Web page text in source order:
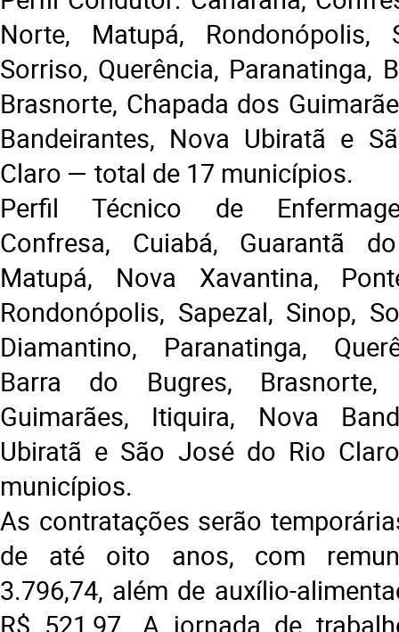
Norte, Matupá, Rondonópolis,
Sorriso, Querência, Paranatinga,
Brasnorte, Chapada dos
Bandeirantes, Nova Ubiratã e
Claro — total de 17 municípios.
Perfil Técnico de
Confresa, Cuiabá, Guarantã
Matupá, Nova Xavantina,
Rondonópolis, Sapezal, Sinop,
Diamantino, Paranatinga,
Barra do Bugres, Brasnorte,
Guimarães, Itiquira, Nova
Ubiratã e São José do Rio
municípios.
As contratações serão
de até oito anos, com
3.796,74, além de auxílio-
R$ 521,97. A jornada de